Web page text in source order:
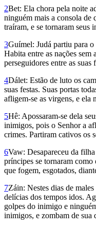
2Bet: Ela chora pela noite
ninguém mais a consola de
traíram, e se tornaram seus
3Guímel: Judá partiu para
Habita entre as nações
perseguidores entre as suas
4Dálet: Estão de luto os
suas festas. Suas portas
afligem-se as virgens, e ela
5Hê: Apossaram-se dela
inimigos, pois o Senhor a
crimes. Partiram cativos os
6Vaw: Desapareceu da
príncipes se tornaram como
que fogem, esgotados,
7Záin: Nestes dias de
delícias dos tempos idos.
golpes do inimigo e
inimigos, e zombam de sua